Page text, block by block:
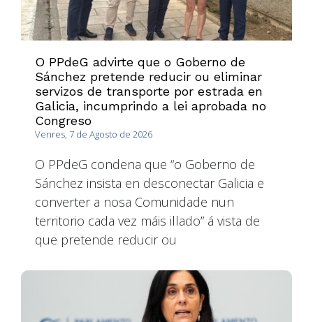
O PPdeG advirte que o Goberno de
Sánchez pretende reducir ou eliminar
servizos de transporte por estrada en
Galicia, incumprindo a lei aprobada no
Congreso
Venres, 7 de Agosto de 2026
O PPdeG condena que “o Goberno de
Sánchez insista en desconectar Galicia e
converter a nosa Comunidade nun
territorio cada vez máis illado” á vista de
que pretende reducir ou